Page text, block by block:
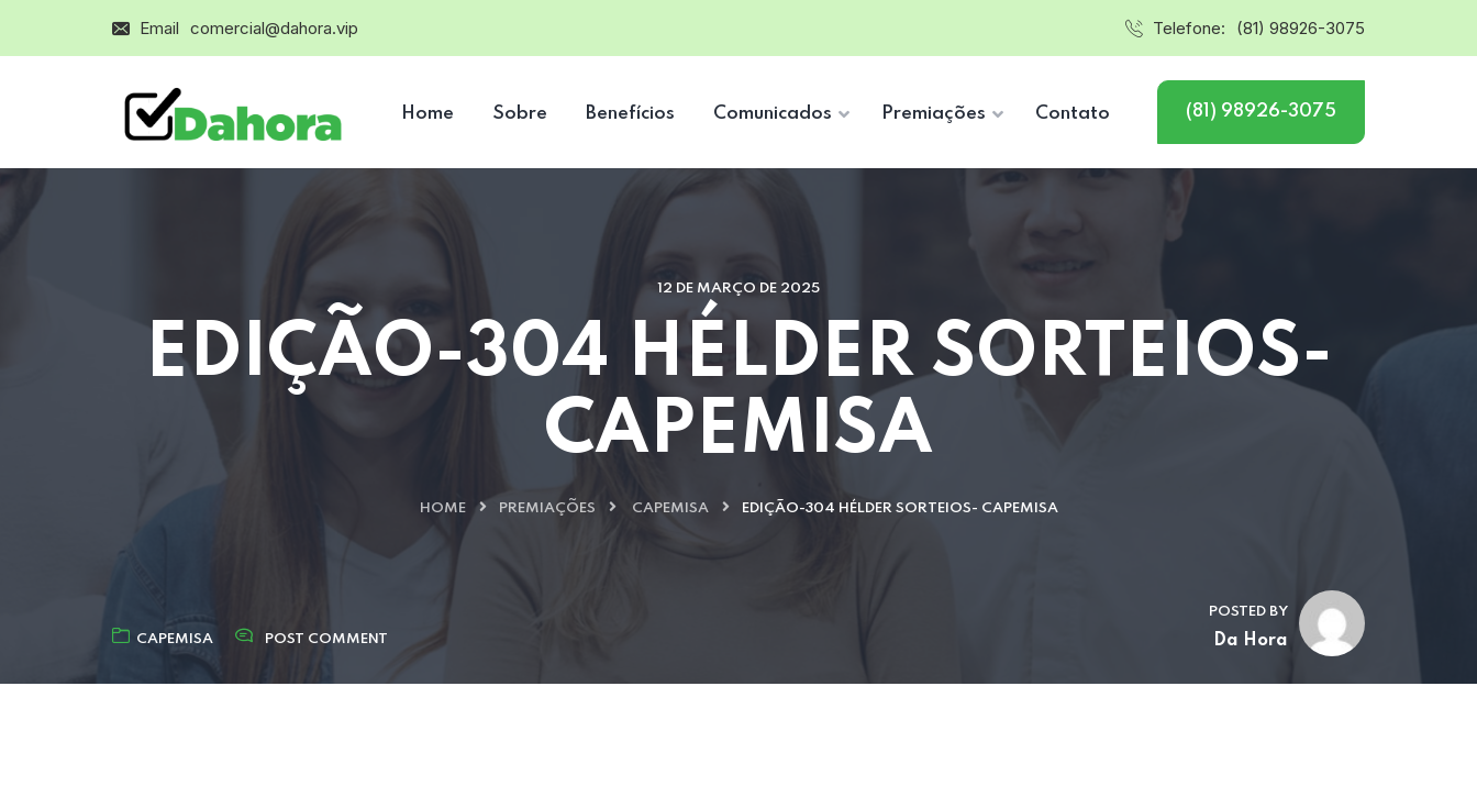
Email comercial@dahora.vip Telefone: (81) 98926-3075
Home Sobre Benefícios Comunicados Premiações Contato (81) 98926-3075
12 DE MARÇO DE 2025
EDIÇÃO-304 HÉLDER SORTEIOS-
CAPEMISA
HOME PREMIAÇÕES CAPEMISA EDIÇÃO-304 HÉLDER SORTEIOS- CAPEMISA
CAPEMISA POST COMMENT
POSTED BY
Da Hora